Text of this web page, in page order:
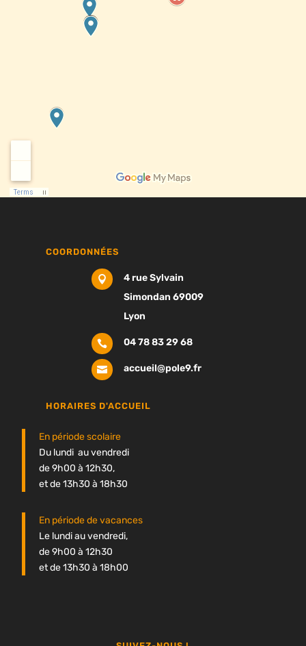
COORDONNÉES

4 rue Sylvain
Simondan 69009
Lyon
 04 78 83 29 68
 accueil@pole9.fr
HORAIRES D'ACCUEIL
En période scolaire
Du lundi au vendredi
de 9h00 à 12h30,
et de 13h30 à 18h30
En période de vacances
Le lundi au vendredi,
de 9h00 à 12h30
et de 13h30 à 18h00